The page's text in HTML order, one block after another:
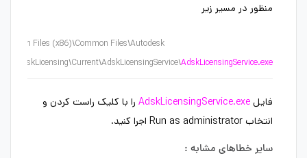
منظور در مسیر زیر
Files (x86)\Common Files\Autodesk
AdskLicensingService.exe
فایل AdskLicensingService.exe را با کلیک راست کردن و
انتخاب Run as administrator اجرا کنید.
سایر خطاهای مشابه :